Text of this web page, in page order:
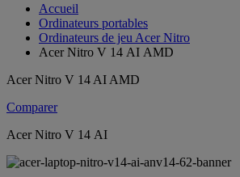
Accueil
Ordinateurs portables
Ordinateurs de jeu Acer Nitro
Acer Nitro V 14 AI AMD
Acer Nitro V 14 AI AMD
Comparer
Acer Nitro V 14 AI